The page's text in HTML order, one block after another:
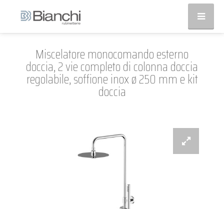
Miscelatore monocomando esterno
doccia, 2 vie completo di colonna doccia
regolabile, soffione inox ø 250 mm e kit
doccia